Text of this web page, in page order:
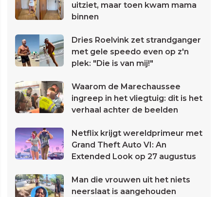
uitziet, maar toen kwam mama
binnen
Dries Roelvink zet strandganger
met gele speedo even op z'n
plek: "Die is van mij!"
Waarom de Marechaussee
ingreep in het vliegtuig: dit is het
verhaal achter de beelden
Netflix krijgt wereldprimeur met
Grand Theft Auto VI: An
Extended Look op 27 augustus
Man die vrouwen uit het niets
neerslaat is aangehouden